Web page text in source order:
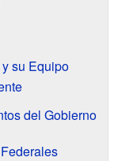
su Equipo
del Gobierno